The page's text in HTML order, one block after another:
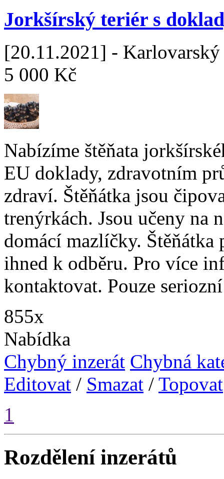
Jorkšírský teriér s
[20.11.2021] -
5 000 Kč
Nabízíme štěňata
EU doklady, zdravotním
zdraví. Štěňátka jsou
trenýrkách. Jsou učeny na
domácí mazlíčky.
ihned k odběru. Pro více
kontaktovat. Pouze
855x
Nabídka
Chybný inzerát Chybná
Editovat / Smazat / Topovat
1
Rozdělení inzerátů